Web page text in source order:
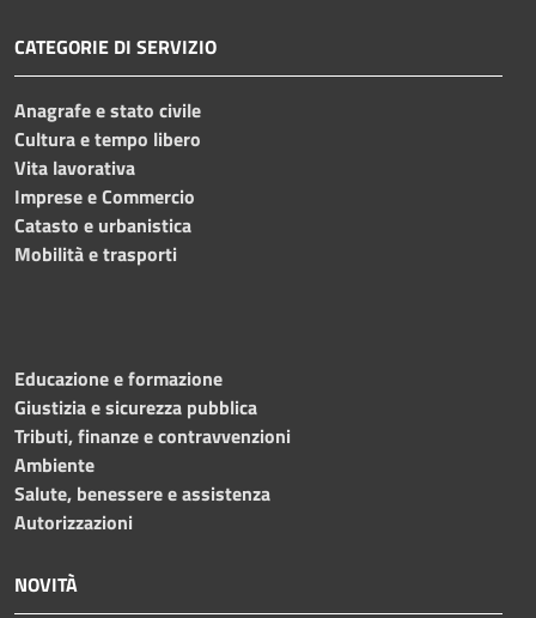
CATEGORIE DI SERVIZIO
Anagrafe e stato civile
Cultura e tempo libero
Vita lavorativa
Imprese e Commercio
Catasto e urbanistica
Mobilità e trasporti
Educazione e formazione
Giustizia e sicurezza pubblica
Tributi, finanze e contravvenzioni
Ambiente
Salute, benessere e assistenza
Autorizzazioni
NOVITÀ